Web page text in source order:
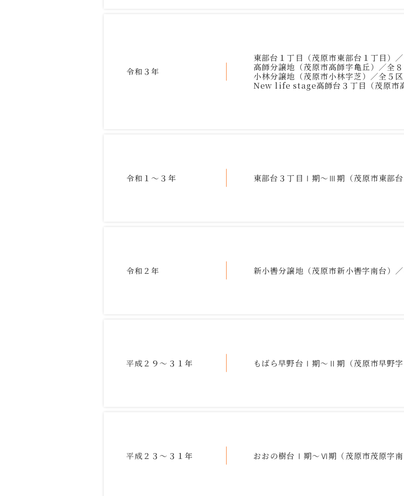
事業内容
お知らせ
令和３年
東部台１丁目（茂原市東部台１丁目）
高師分譲地（茂原市高師字亀丘）／全
小林分譲地（茂原市小林字芝）／全５
New life stage高師台３丁目（茂原市
令和１～３年 東部台３丁目Ⅰ期～Ⅲ期（茂原市東部
令和２年 新小轡分譲地（茂原市新小轡字南台）
平成２９～３１年 もばら早野台Ⅰ期～Ⅱ期（茂原市早野
平成２３～３１年 おおの樹台Ⅰ期～Ⅵ期（茂原市茂原字